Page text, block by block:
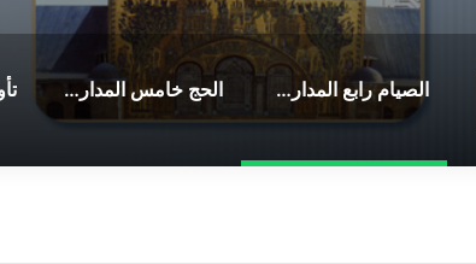
الصيام رابع المدارس العليا للتقوى الحج خامس المدارس العليا للتقوى